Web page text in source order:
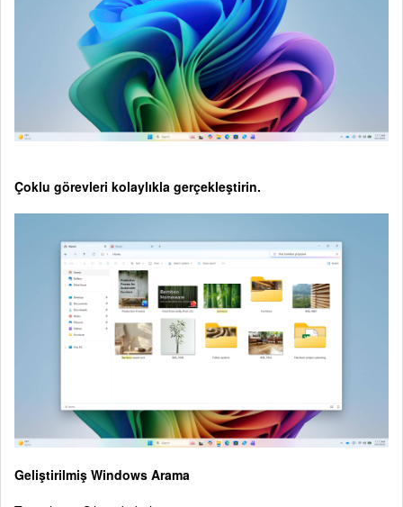
Çoklu görevleri kolaylıkla gerçekleştirin.
Geliştirilmiş Windows Arama